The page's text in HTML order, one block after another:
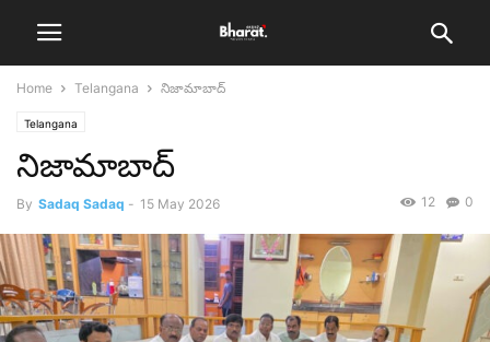
Home Telangana నిజామాబాద్
Telangana
నిజామాబాద్
By Sadaq Sadaq - 15 May 2026 0
12